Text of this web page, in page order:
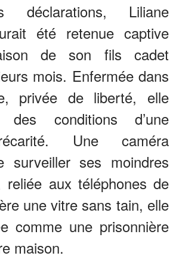
déclarations, Liliane
été retenue captive
de son fils cadet
mois. Enfermée dans
privée de liberté, elle
conditions d’une
Une caméra
surveiller ses moindres
reliée aux téléphones de
une vitre sans tain, elle
comme une prisonnière
maison.